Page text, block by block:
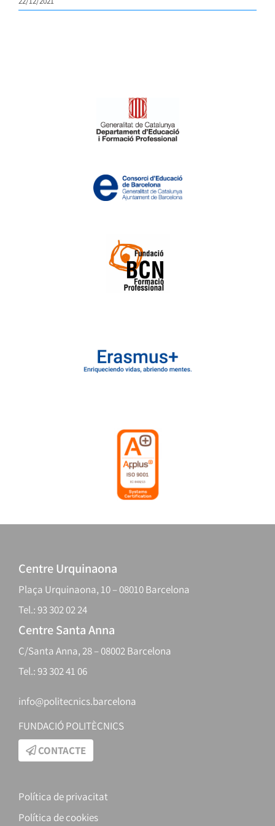
Centre Urquinaona
Plaça Urquinaona, 10 – 08010 Barcelona
Tel.: 93 302 02 24
Centre Santa Anna
C/Santa Anna, 28 – 08002 Barcelona
Tel.: 93 302 41 06
info@politecnics.barcelona
FUNDACIÓ POLITÈCNICS
CONTACTE
Política de privacitat
Política de cookies